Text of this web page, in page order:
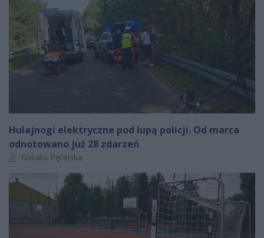
Hulajnogi elektryczne pod lupą policji. Od marca
odnotowano już 28 zdarzeń
Autor artykułu:
Natalia Pętelska